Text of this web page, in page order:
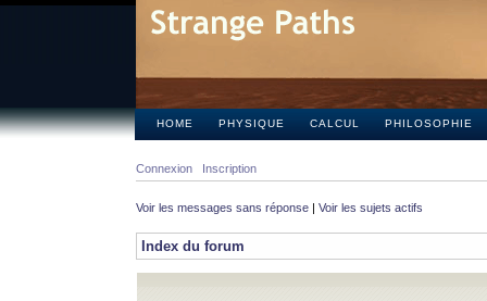
HOME PHYSIQUE CALCUL PHILOSOPHIE
Connexion Inscription
Voir les messages sans réponse | Voir les sujets actifs
Index du forum